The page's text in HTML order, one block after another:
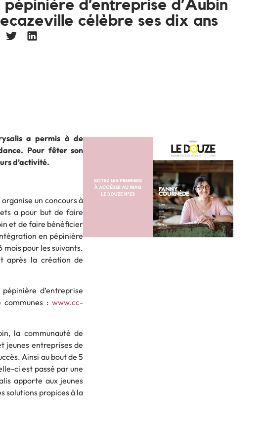
pépinière d’entreprise d’Aubin
célèbre ses dix ans
a permis à de
Pour fêter son
d’activité.
un concours à
a pour but de faire
et de faire bénéficier
en pépinière
mois pour les suivants.
après la création de
d’entreprise
communes :www.cc-
la communauté de
jeunes entreprises de
Ainsi au bout de 5
ci est passé par une
apporte aux jeunes
solutions propices à la